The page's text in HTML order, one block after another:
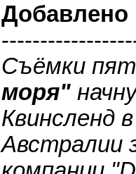
Добавлено
Съёмки
моря"
Квинсленд
Австралии